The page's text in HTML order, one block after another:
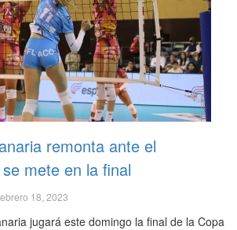
remonta ante el
mete en la final
18, 2023
jugará este domingo la final de la Copa